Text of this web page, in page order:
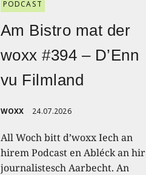
PODCAST
Am Bistro mat der
woxx #394 – D’Enn
vu Filmland
WOXX 24.07.2026
All Woch bitt d’woxx Iech an
hirem Podcast en Abléck an hir
journalistesch Aarbecht. An